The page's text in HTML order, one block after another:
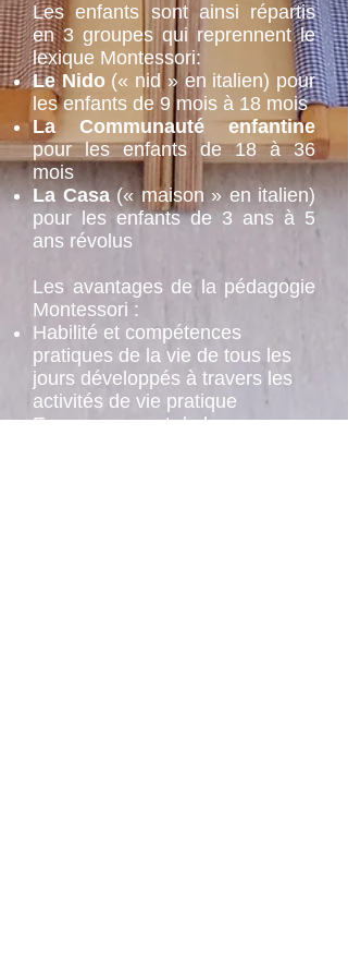
Les enfants sont ainsi répartis
en 3 groupes qui reprennent le
lexique Montessori:
Le Nido(« nid » en italien) pour
les enfants de 9 mois à 18 mois
La Communauté enfantine
pour les enfants de 18 à 36
mois
La Casa(« maison » en italien)
pour les enfants de 3 ans à 5
ans révolus
Les avantages de la pédagogie
Montessori :
Habilité et compétences
pratiques de la vie de tous les
jours développés à travers les
activités de vie pratique
Encouragement de la